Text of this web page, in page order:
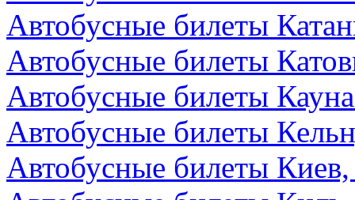
Автобусные билеты
Автобусные билеты
Автобусные билеты
Автобусные билеты
Автобусные билеты